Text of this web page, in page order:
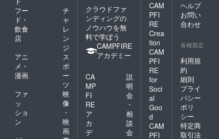
フー
ド・
飲食
店
チ
ャ
レ
ン
ジ
アニ
メ・
漫画
ス
ポ
ー
ツ
ファ
ッ
ショ
ン
映
像
・
映
画
クラウドファ
ンディングの
ノウハウを無
料で学ぼう
CAMPFIRE
アカデミー
CA
MP
FI
RE
ア
カ
デ
説
明
会
・
相
談
会
CAM
PFI
RE
Crea
tion
CAM
PFI
RE
for
Soci
al
Goo
d
CAM
PFI
ヘルプ
お問い
合わせ
各種規定
利用規
約
細則
プライ
バシー
ポリ
シー
特定商
取引法